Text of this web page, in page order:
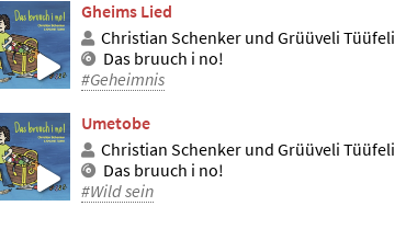
Gheims Lied
Christian Schenker und Grüüveli Tüüfeli
Das bruuch i no!
#Geheimnis
Umetobe
Christian Schenker und Grüüveli Tüüfeli
Das bruuch i no!
#Wild sein